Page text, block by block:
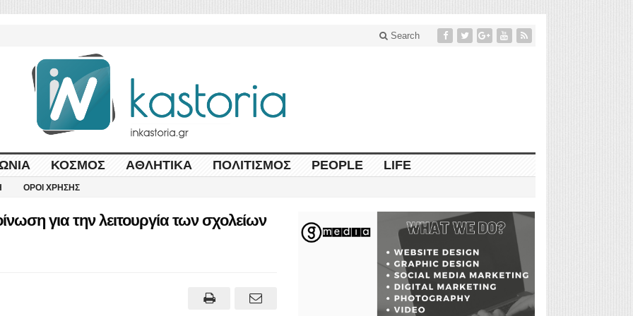
Search
ΚΌΣΜΟΣ ΑΘΛΗΤΙΚΆ ΠΟΛΙΤΙΣΜΌΣ PEOPLE LIFE
ΌΡΟΙ ΧΡΉΣΗΣ
για την λειτουργία των σχολείων